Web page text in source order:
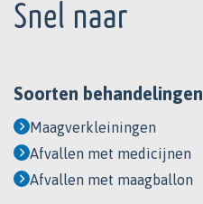
Snel naar
Soorten behandelingen
Maagverkleiningen
Afvallen met medicijnen
Afvallen met maagballon